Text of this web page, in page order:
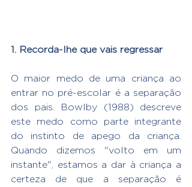
1. Recorda-lhe que vais regressar
O maior medo de uma criança ao
entrar no pré-escolar é a separação
dos pais. Bowlby (1988) descreve
este medo como parte integrante
do instinto de apego da criança.
Quando dizemos "volto em um
instante", estamos a dar à criança a
certeza de que a separação é